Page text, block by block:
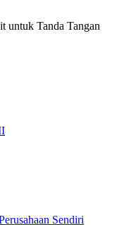
Tanda Tangan
Sendiri